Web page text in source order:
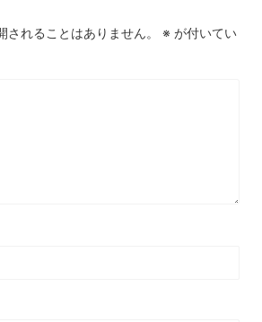
されることはありません。 ※ が付いてい